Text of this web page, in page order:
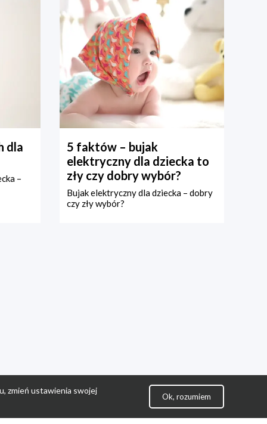
dla
–
5 faktów – bujak
elektryczny dla dziecka to
zły czy dobry wybór?
Bujak elektryczny dla dziecka – dobry
czy zły wybór?
zmień ustawienia swojej
Ok, rozumiem